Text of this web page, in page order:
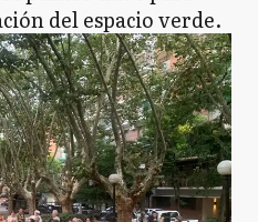
del espacio verde.